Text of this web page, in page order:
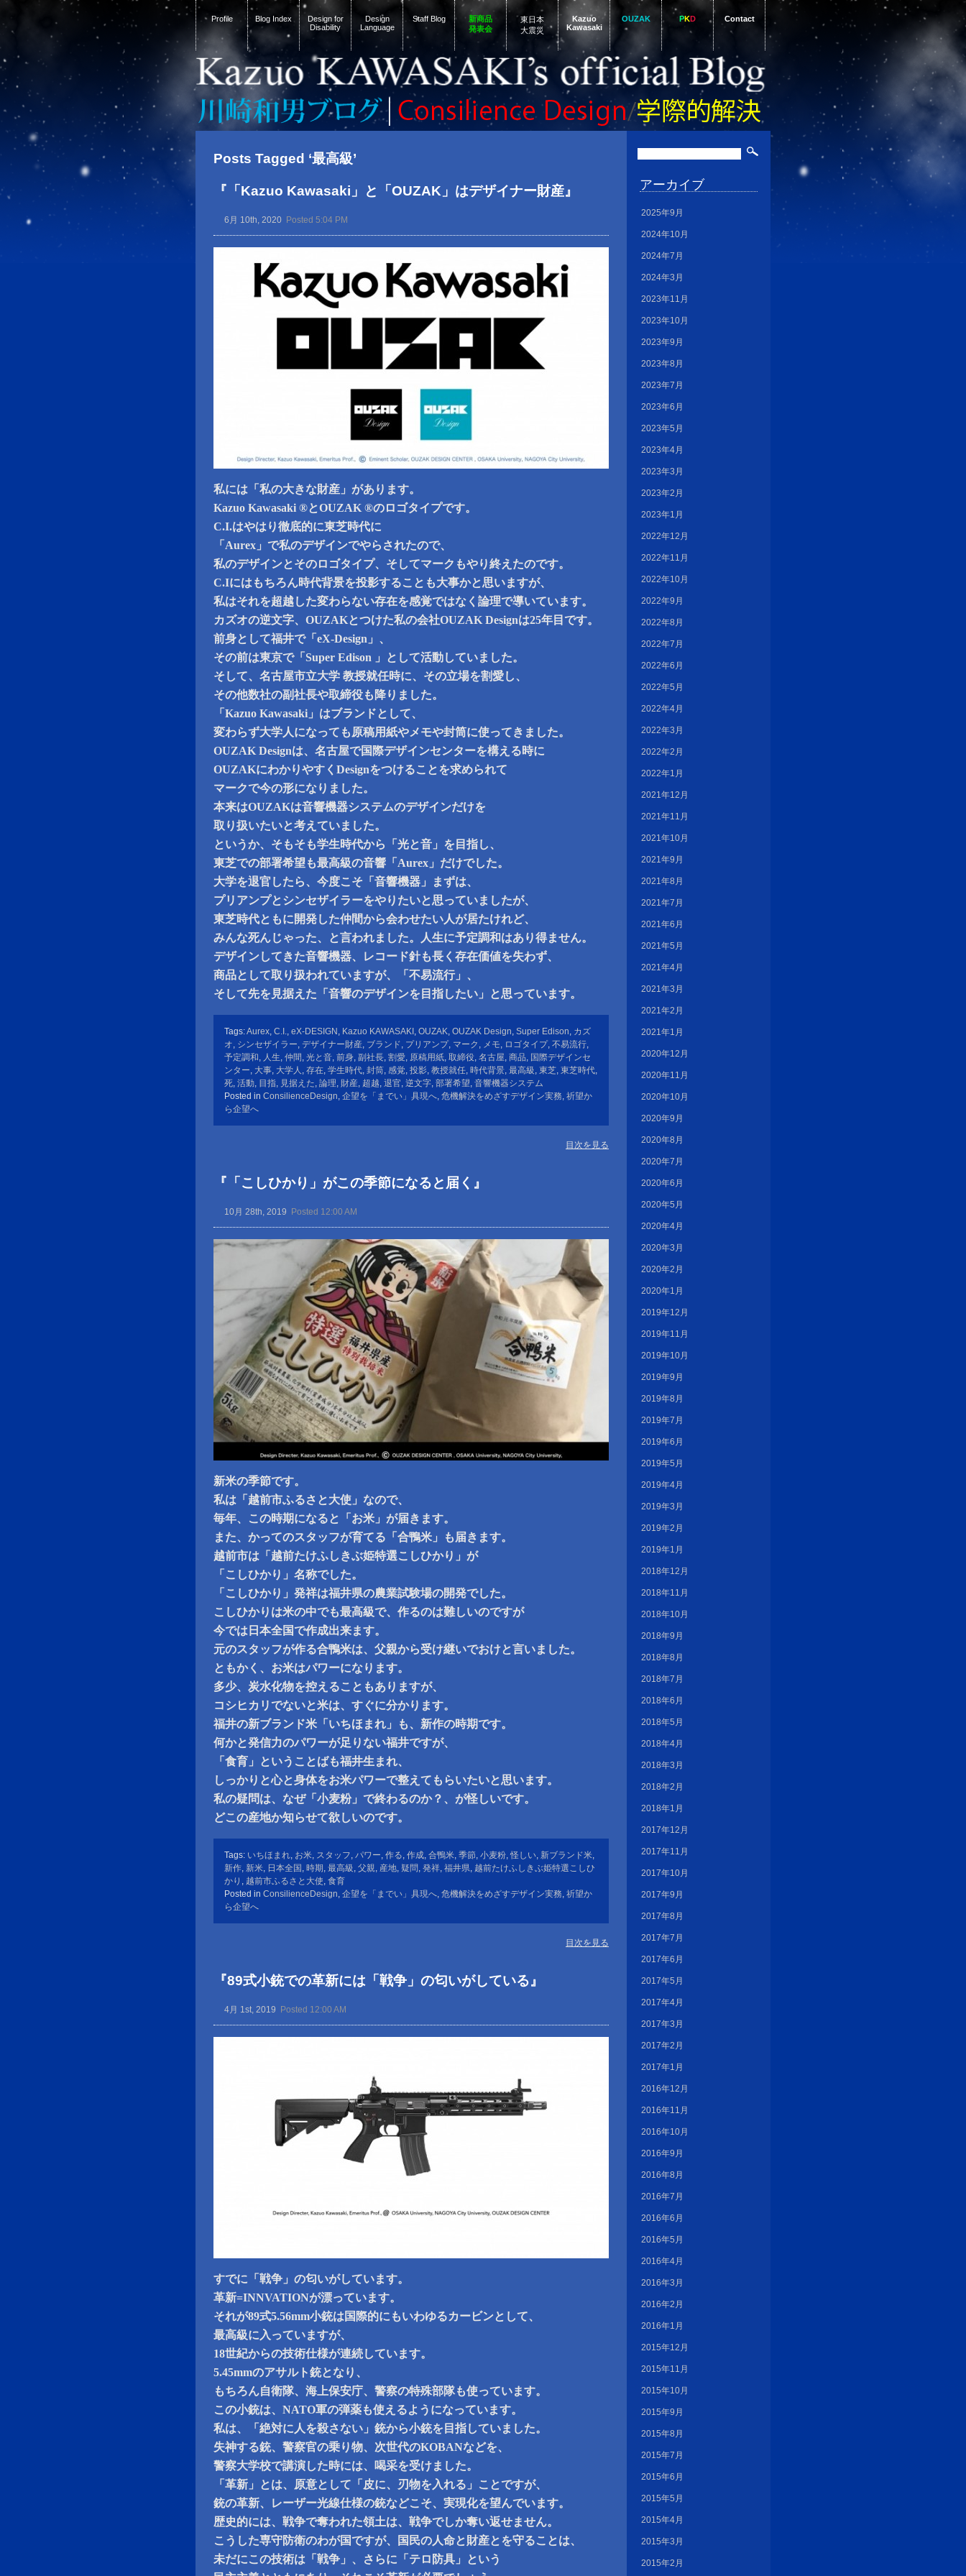
Profile Blog Index
Design for
Disability
Design
Language
Staff Blog
新商品
発表会
東日本
大震災
Kazuo
Kawasaki
OUZAK PKD Contact
Posts Tagged ‘最高級’
『「Kazuo Kawasaki」と「OUZAK」はデザイナー財産』
6月 10th, 2020 Posted 5:04 PM
私には「私の大きな財産」があります。
Kazuo Kawasaki ®とOUZAK ®のロゴタイプです。
C.I.はやはり徹底的に東芝時代に
「Aurex」で私のデザインでやらされたので、
私のデザインとそのロゴタイプ、そしてマークもやり終えたのです。
C.Iにはもちろん時代背景を投影することも大事かと思いますが、
私はそれを超越した変わらない存在を感覚ではなく論理で導いています。
カズオの逆文字、OUZAKとつけた私の会社OUZAK Designは25年目です。
前身として福井で「eX-Design」、
その前は東京で「Super Edison 」として活動していました。
そして、名古屋市立大学 教授就任時に、その立場を割愛し、
その他数社の副社長や取締役も降りました。
「Kazuo Kawasaki」はブランドとして、
変わらず大学人になっても原稿用紙やメモや封筒に使ってきました。
OUZAK Designは、名古屋で国際デザインセンターを構える時に
OUZAKにわかりやすくDesignをつけることを求められて
マークで今の形になりました。
本来はOUZAKは音響機器システムのデザインだけを
取り扱いたいと考えていました。
というか、そもそも学生時代から「光と音」を目指し、
東芝での部署希望も最高級の音響「Aurex」だけでした。
大学を退官したら、今度こそ「音響機器」まずは、
プリアンプとシンセザイラーをやりたいと思っていましたが、
東芝時代ともに開発した仲間から会わせたい人が居たけれど、
みんな死んじゃった、と言われました。人生に予定調和はあり得ません。
デザインしてきた音響機器、レコード針も長く存在価値を失わず、
商品として取り扱われていますが、「不易流行」、
そして先を見据えた「音響のデザインを目指したい」と思っています。
Tags:Aurex, C.I., eX-DESIGN , Kazuo KAWASAKI , OUZAK, OUZAK Design, Super Edison, カズ
オ, シンセザイラー, デザイナー財産, ブランド, プリアンプ, マーク , メモ, ロゴタイプ, 不易流行,
予定調和, 人生, 仲間 , 光と音, 前身, 副社長, 割愛, 原稿用紙, 取締役, 名古屋, 商品, 国際デザインセ
ンター, 大事, 大学人 , 存在, 学生時代, 封筒, 感覚, 投影, 教授就任, 時代背景, 最高級, 東芝, 東芝時代,
死, 活動, 目指, 見据えた, 論理, 財産, 超越, 退官, 逆文字, 部署希望, 音響機器システム
Posted in ConsilienceDesign, 企望を「までい」具現へ, 危機解決をめざすデザイン実務, 祈望か
ら企望へ
目次を見る
『「こしひかり」がこの季節になると届く』
10月 28th, 2019 Posted 12:00 AM
新米の季節です。
私は「越前市ふるさと大使」なので、
毎年、この時期になると「お米」が届きます。
また、かってのスタッフが育てる「合鴨米」も届きます。
越前市は「越前たけふしきぶ姫特選こしひかり」が
「こしひかり」名称でした。
「こしひかり」発祥は福井県の農業試験場の開発でした。
こしひかりは米の中でも最高級で、作るのは難しいのですが
今では日本全国で作成出来ます。
元のスタッフが作る合鴨米は、父親から受け継いでおけと言いました。
ともかく、お米はパワーになります。
多少、炭水化物を控えることもありますが、
コシヒカリでないと米は、すぐに分かります。
福井の新ブランド米「いちほまれ」も、新作の時期です。
何かと発信力のパワーが足りない福井ですが、
「食育」ということばも福井生まれ、
しっかりと心と身体をお米パワーで整えてもらいたいと思います。
私の疑問は、なぜ「小麦粉」で終わるのか？、が怪しいです。
どこの産地か知らせて欲しいのです。
Tags: いちほまれ, お米, スタッフ, パワー, 作る, 作成, 合鴨米, 季節, 小麦粉,怪しい, 新ブランド米,
新作, 新米, 日本全国 , 時期, 最高級, 父親, 産地, 疑問, 発祥, 福井県, 越前たけふしきぶ姫特選こしひ
かり , 越前市ふるさと大使, 食育
Posted in ConsilienceDesign, 企望を「までい」具現へ, 危機解決をめざすデザイン実務, 祈望か
ら企望へ
目次を見る
『89式小銃での革新には「戦争」の匂いがしている』
4月 1st, 2019 Posted 12:00 AM
すでに「戦争」の匂いがしています。
革新=INNVATIONが漂っています。
それが89式5.56mm小銃は国際的にもいわゆるカービンとして、
最高級に入っていますが、
18世紀からの技術仕様が連続しています。
5.45mmのアサルト銃となり、
もちろん自衛隊、海上保安庁、警察の特殊部隊も使っています。
この小銃は、NATO軍の弾薬も使えるようになっています。
私は、「絶対に人を殺さない」銃から小銃を目指していました。
失神する銃、警察官の乗り物、次世代のKOBANなどを、
警察大学校で講演した時には、喝采を受けました。
「革新」とは、原意として「皮に、刃物を入れる」ことですが、
銃の革新、レーザー光線仕様の銃などこそ、実現化を望んでいます。
歴史的には、戦争で奪われた領土は、戦争でしか奪い返せません。
こうした専守防衛のわが国ですが、国民の人命と財産とを守ることは、
未だにこの技術は「戦争」、さらに「テロ防具」という
アーカイブ
2025年9月
2024年10月
2024年7月
2024年3月
2023年11月
2023年10月
2023年9月
2023年8月
2023年7月
2023年6月
2023年5月
2023年4月
2023年3月
2023年2月
2023年1月
2022年12月
2022年11月
2022年10月
2022年9月
2022年8月
2022年7月
2022年6月
2022年5月
2022年4月
2022年3月
2022年2月
2022年1月
2021年12月
2021年11月
2021年10月
2021年9月
2021年8月
2021年7月
2021年6月
2021年5月
2021年4月
2021年3月
2021年2月
2021年1月
2020年12月
2020年11月
2020年10月
2020年9月
2020年8月
2020年7月
2020年6月
2020年5月
2020年4月
2020年3月
2020年2月
2020年1月
2019年12月
2019年11月
2019年10月
2019年9月
2019年8月
2019年7月
2019年6月
2019年5月
2019年4月
2019年3月
2019年2月
2019年1月
2018年12月
2018年11月
2018年10月
2018年9月
2018年8月
2018年7月
2018年6月
2018年5月
2018年4月
2018年3月
2018年2月
2018年1月
2017年12月
2017年11月
2017年10月
2017年9月
2017年8月
2017年7月
2017年6月
2017年5月
2017年4月
2017年3月
2017年2月
2017年1月
2016年12月
2016年11月
2016年10月
2016年9月
2016年8月
2016年7月
2016年6月
2016年5月
2016年4月
2016年3月
2016年2月
2016年1月
2015年12月
2015年11月
2015年10月
2015年9月
2015年8月
2015年7月
2015年6月
2015年5月
2015年4月
2015年3月
2015年2月